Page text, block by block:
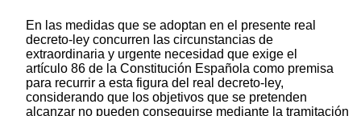
En las medidas que se adoptan en el presente real
decreto-ley concurren las circunstancias de
extraordinaria y urgente necesidad que exige el
artículo 86 de la Constitución Española como premisa
para recurrir a esta figura del real decreto-ley,
considerando que los objetivos que se pretenden
alcanzar no pueden conseguirse mediante la tramitación